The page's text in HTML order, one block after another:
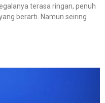
terasa ringan, penuh
berarti. Namun seiring